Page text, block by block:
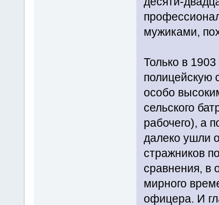
мужиками,
Только в
полицейскую
особо
сельского
рабочего), а
далеко ушли
стражников
сравнения, в
мирного
офицера. И